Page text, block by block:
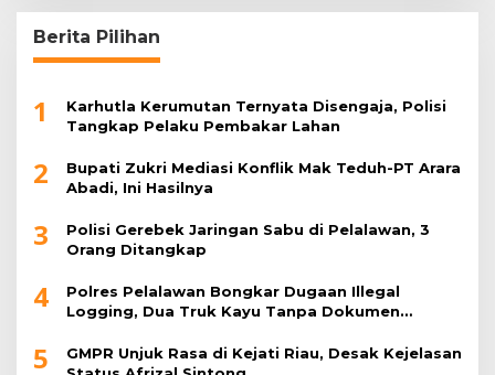
Berita Pilihan
1
Karhutla Kerumutan Ternyata Disengaja, Polisi
Tangkap Pelaku Pembakar Lahan
2
Bupati Zukri Mediasi Konflik Mak Teduh-PT Arara
Abadi, Ini Hasilnya
3
Polisi Gerebek Jaringan Sabu di Pelalawan, 3
Orang Ditangkap
4
Polres Pelalawan Bongkar Dugaan Illegal
Logging, Dua Truk Kayu Tanpa Dokumen
5
GMPR Unjuk Rasa di Kejati Riau, Desak Kejelasan